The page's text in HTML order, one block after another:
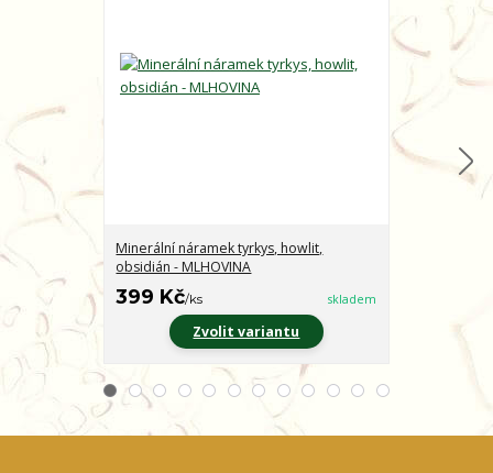
Minerální náramek tyrkys, howlit,
obsidián - MLHOVINA
399 Kč/ks skladem
Zvolit variantu